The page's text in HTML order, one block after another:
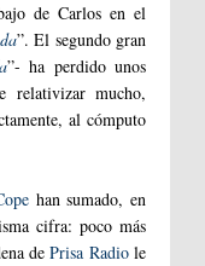
de Carlos en el
”. El segundo gran
”- ha perdido unos
relativizar mucho,
al cómputo
han sumado, en
cifra: poco más
dePrisa Radiole